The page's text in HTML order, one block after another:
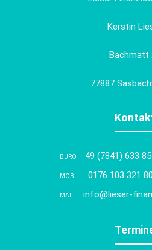
Kerstin
Bachmatt
77887
BÜRO 49 (7841) 633
MOBIL 0176 103 321 80
MAIL info@lieser-